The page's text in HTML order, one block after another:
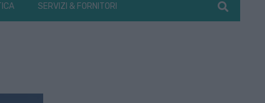
SERVIZI & FORNITORI